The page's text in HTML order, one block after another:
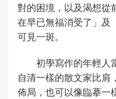
對的困境，以及渴想從
在早已無福消受了」及
可見一斑。
初學寫作的年輕人
自清一樣的散文家比肩
佈局，也可以像臨摹一